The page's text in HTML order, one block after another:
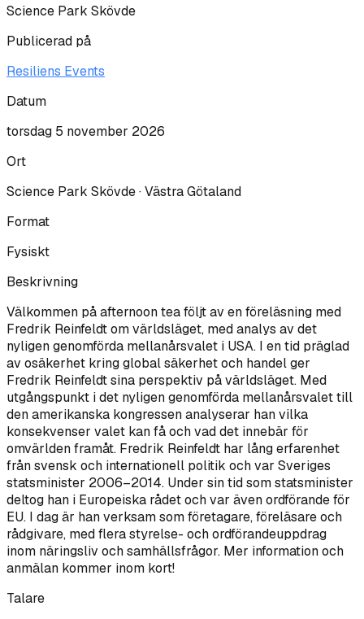
Science Park Skövde
Publicerad på
Resiliens Events
Datum
torsdag 5 november 2026
Ort
Science Park Skövde · Västra Götaland
Format
Fysiskt
Beskrivning
Välkommen på afternoon tea följt av en föreläsning med
Fredrik Reinfeldt om världsläget, med analys av det
nyligen genomförda mellanårsvalet i USA. I en tid präglad
av osäkerhet kring global säkerhet och handel ger
Fredrik Reinfeldt sina perspektiv på världsläget. Med
utgångspunkt i det nyligen genomförda mellanårsvalet till
den amerikanska kongressen analyserar han vilka
konsekvenser valet kan få och vad det innebär för
omvärlden framåt. Fredrik Reinfeldt har lång erfarenhet
från svensk och internationell politik och var Sveriges
statsminister 2006–2014. Under sin tid som statsminister
deltog han i Europeiska rådet och var även ordförande för
EU. I dag är han verksam som företagare, föreläsare och
rådgivare, med flera styrelse- och ordförandeuppdrag
inom näringsliv och samhällsfrågor. Mer information och
anmälan kommer inom kort!
Talare